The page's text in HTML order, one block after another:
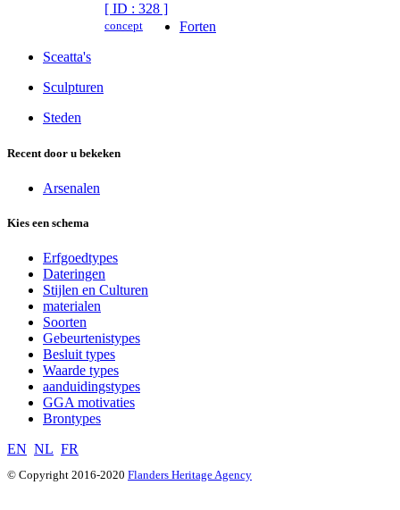
[ ID : 328 ]
concept
Forten
Sceatta's
Sculpturen
Steden
Recent door u bekeken
Arsenalen
Kies een schema
Erfgoedtypes
Dateringen
Stijlen en Culturen
materialen
Soorten
Gebeurtenistypes
Besluit types
Waarde types
aanduidingstypes
GGA motivaties
Brontypes
EN NL FR
© Copyright 2016-2020 Flanders Heritage Agency